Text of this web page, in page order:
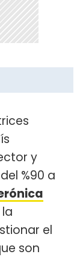
y
%90 a
el
son